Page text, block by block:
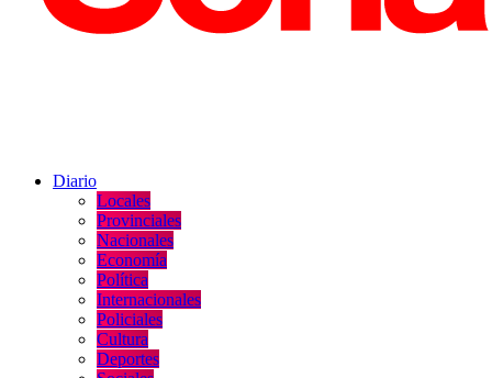
Diario
Locales
Provinciales
Nacionales
Economía
Política
Internacionales
Policiales
Cultura
Deportes